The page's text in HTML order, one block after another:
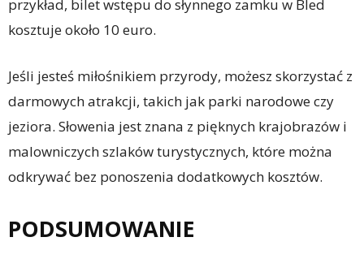
przykład, bilet wstępu do słynnego zamku w Bled
kosztuje około 10 euro.
Jeśli jesteś miłośnikiem przyrody, możesz skorzystać z
darmowych atrakcji, takich jak parki narodowe czy
jeziora. Słowenia jest znana z pięknych krajobrazów i
malowniczych szlaków turystycznych, które można
odkrywać bez ponoszenia dodatkowych kosztów.
PODSUMOWANIE